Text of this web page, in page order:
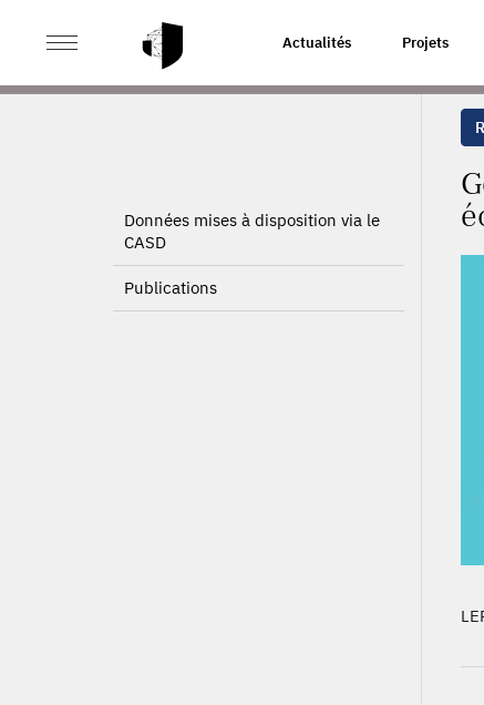
Actualités Projets
ACCUEIL GOUVERNANCE LOCALE,
Données mises à disposition via le
CASD
Publications